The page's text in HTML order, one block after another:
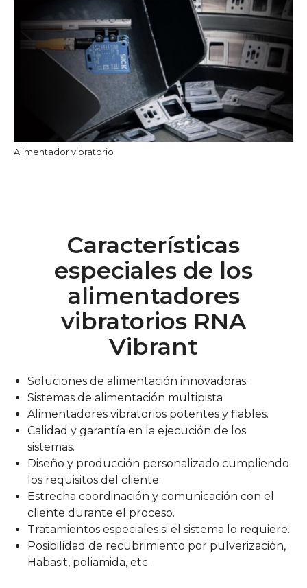
Alimentador vibratorio
Características
especiales de los
alimentadores
vibratorios RNA
Vibrant
Soluciones de alimentación innovadoras.
Sistemas de alimentación multipista
Alimentadores vibratorios potentes y fiables.
Calidad y garantía en la ejecución de los
sistemas.
Diseño y producción personalizado cumpliendo
los requisitos del cliente.
Estrecha coordinación y comunicación con el
cliente durante el proceso.
Tratamientos especiales si el sistema lo requiere.
Posibilidad de recubrimiento por pulverización,
Habasit, poliamida, etc.